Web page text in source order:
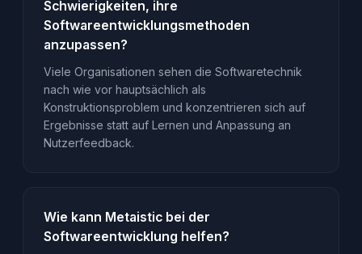
Schwierigkeiten, ihre
Softwareentwicklungsmethoden
anzupassen?
Viele Organisationen sehen die Softwaretechnik
nach wie vor hauptsächlich als
Konstruktionsproblem und konzentrieren sich auf
Ergebnisse statt auf Lernen und Anpassung an
Nutzerfeedback.
Wie kann Metaistic bei der
Softwareentwicklung helfen?